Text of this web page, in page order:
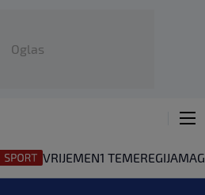
Oglas
VRIJEMEN1 TEMEREGIJA